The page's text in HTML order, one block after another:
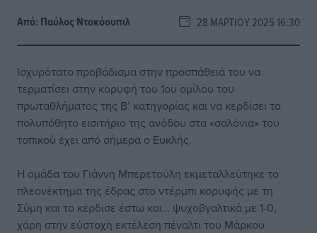
Από: Παύλος Nτοκόουπιλ 28 ΜΑΡΤΊΟΥ 2025 16:30
Ισχυρότατο προβάδισμα στην προσπάθειά του να
τερματίσει στην κορυφή του 1ου ομίλου του
πρωταθλήματος της Β’ κατηγορίας και να κερδίσει το
πολυπόθητο εισιτήριο της ανόδου στα «σαλόνια» του
τοπικού έχει από σήμερα ο Ευκλής.
Η ομάδα του Γιάννη Μπερετούλη εκμεταλλεύτηκε το
πλεονέκτημα της έδρας στο ντέρμπι κορυφής με τη
Σύμη και το κέρδισε έστω και… ψυχοβγαλτικά με 1-0,
χάρη στην εύστοχη εκτέλεση πέναλτι του Μάρκου